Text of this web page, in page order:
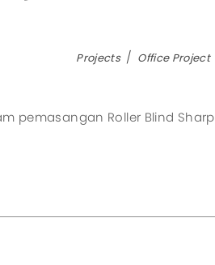
Projects Office Project
pemasangan Roller Blind